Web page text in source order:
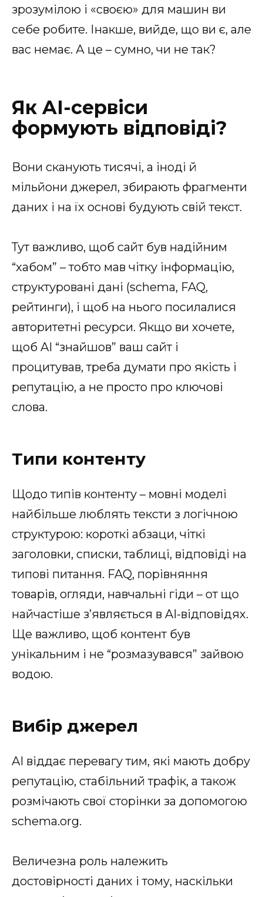
зрозумілою і «своєю» для машин ви
себе робите. Інакше, вийде, що ви є, але
вас немає. А це – сумно, чи не так?
Як AI-сервіси
формують відповіді?
Вони сканують тисячі, а іноді й
мільйони джерел, збирають фрагменти
даних і на їх основі будують свій текст.
Тут важливо, щоб сайт був надійним
“хабом” – тобто мав чітку інформацію,
структуровані дані (schema, FAQ,
рейтинги), і щоб на нього посилалися
авторитетні ресурси. Якщо ви хочете,
щоб AI “знайшов” ваш сайт і
процитував, треба думати про якість і
репутацію, а не просто про ключові
слова.
Типи контенту
Щодо типів контенту – мовні моделі
найбільше люблять тексти з логічною
структурою: короткі абзаци, чіткі
заголовки, списки, таблиці, відповіді на
типові питання. FAQ, порівняння
товарів, огляди, навчальні гіди – от що
найчастіше з’являється в AI-відповідях.
Ще важливо, щоб контент був
унікальним і не “розмазувався” зайвою
водою.
Вибір джерел
AI віддає перевагу тим, які мають добру
репутацію, стабільний трафік, а також
розмічають свої сторінки за допомогою
schema.org.
Величезна роль належить
достовірності даних і тому, наскільки